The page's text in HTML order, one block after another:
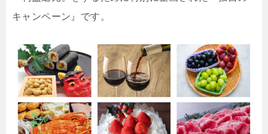
キャンペーン』です。